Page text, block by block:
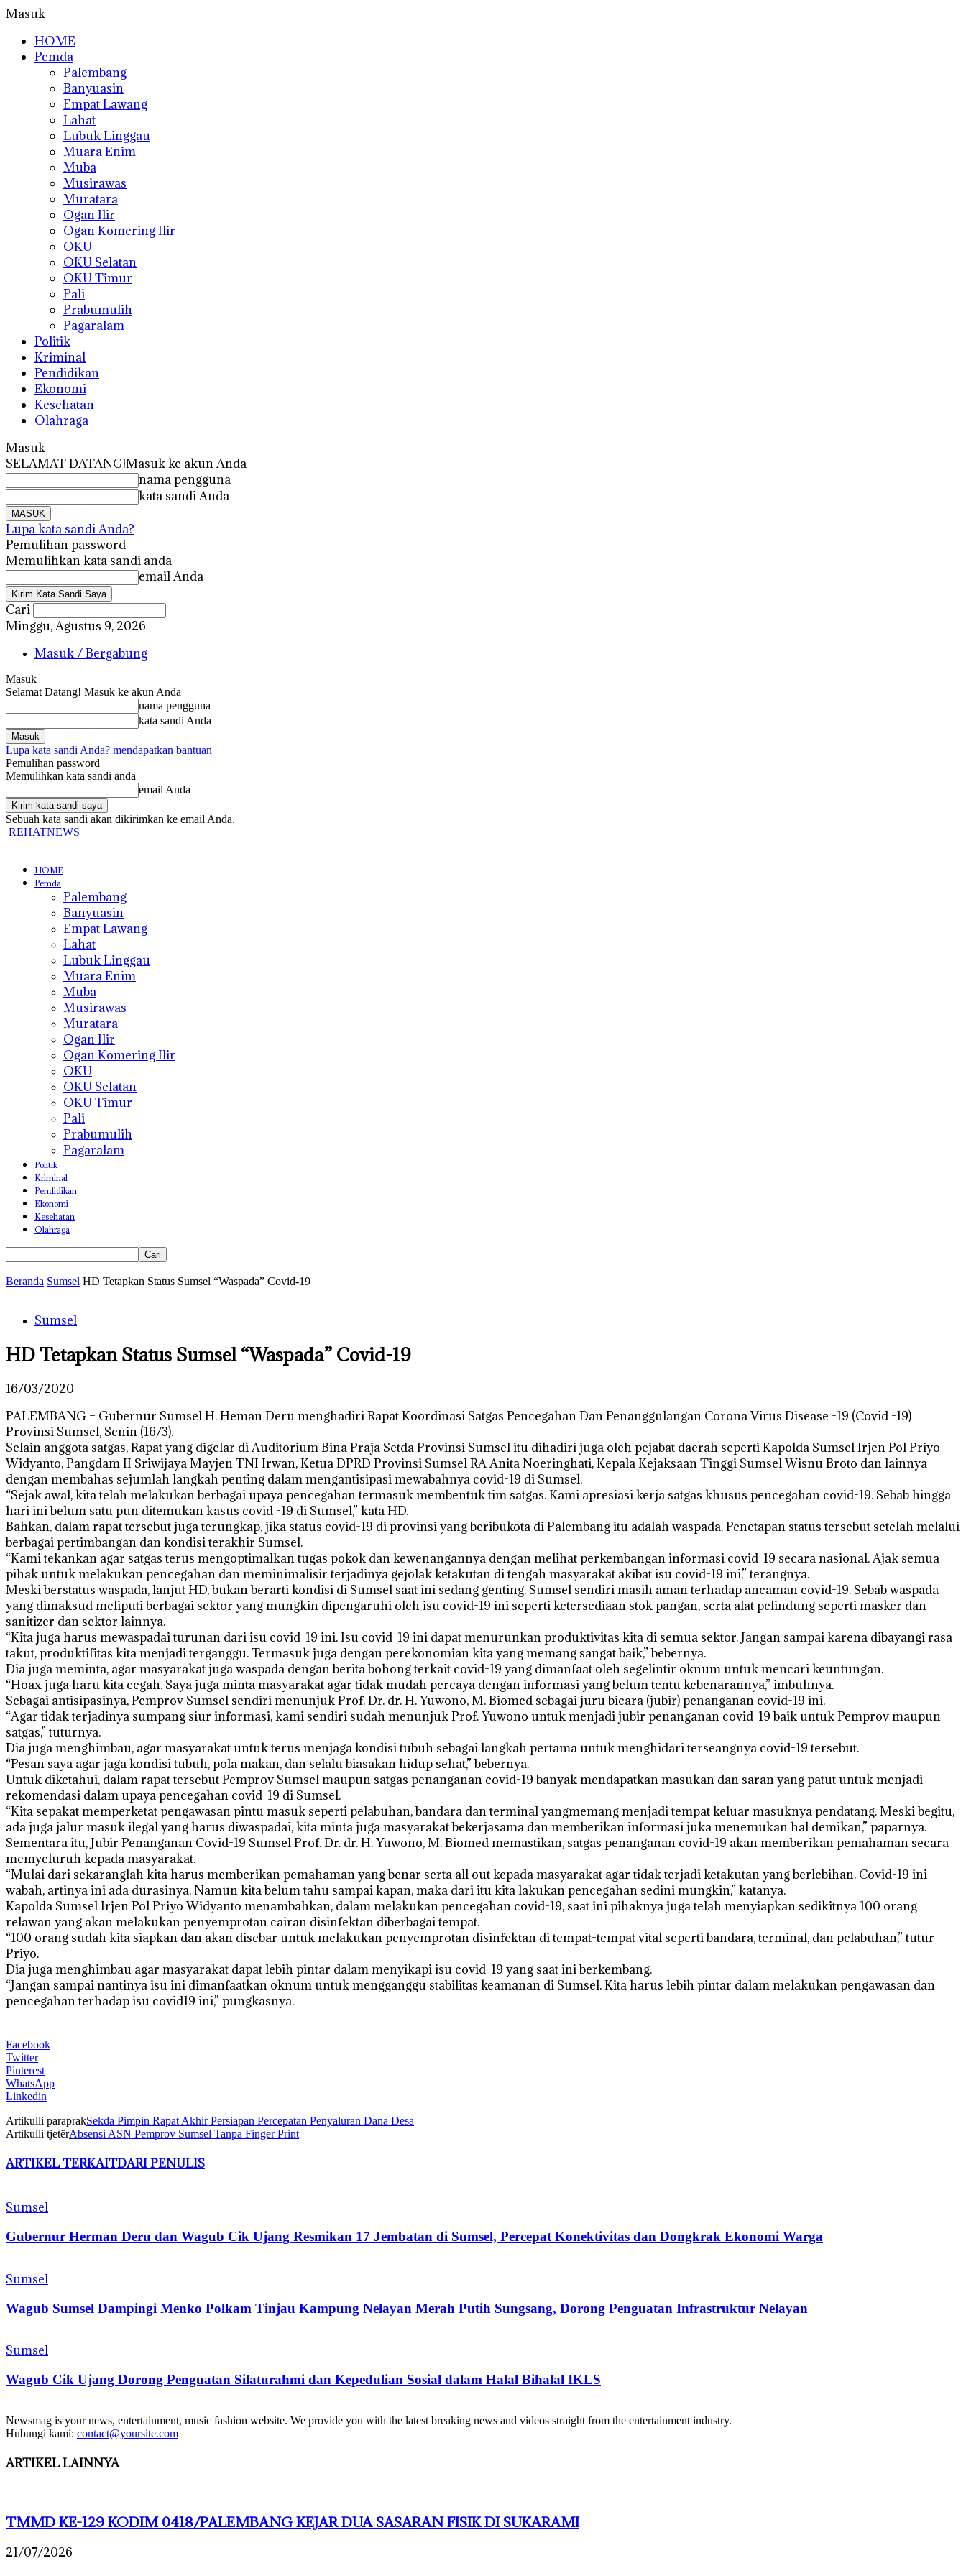
Masuk
HOME
Pemda
Palembang
Banyuasin
Empat Lawang
Lahat
Lubuk Linggau
Muara Enim
Muba
Musirawas
Muratara
Ogan Ilir
Ogan Komering Ilir
OKU
OKU Selatan
OKU Timur
Pali
Prabumulih
Pagaralam
Politik
Kriminal
Pendidikan
Ekonomi
Kesehatan
Olahraga
Masuk
SELAMAT DATANG!Masuk ke akun Anda
nama pengguna
kata sandi Anda
Lupa kata sandi Anda?
Pemulihan password
Memulihkan kata sandi anda
email Anda
Cari
Minggu, Agustus 9, 2026
Masuk / Bergabung
Masuk
Selamat Datang! Masuk ke akun Anda
nama pengguna
kata sandi Anda
Lupa kata sandi Anda? mendapatkan bantuan
Pemulihan password
Memulihkan kata sandi anda
email Anda
Sebuah kata sandi akan dikirimkan ke email Anda.
REHATNEWS
HOME
Pemda
Palembang
Banyuasin
Empat Lawang
Lahat
Lubuk Linggau
Muara Enim
Muba
Musirawas
Muratara
Ogan Ilir
Ogan Komering Ilir
OKU
OKU Selatan
OKU Timur
Pali
Prabumulih
Pagaralam
Politik
Kriminal
Pendidikan
Ekonomi
Kesehatan
Olahraga
Beranda Sumsel HD Tetapkan Status Sumsel “Waspada” Covid-19
Sumsel
HD Tetapkan Status Sumsel “Waspada” Covid-19
16/03/2020
PALEMBANG – Gubernur Sumsel H. Heman Deru menghadiri Rapat Koordinasi Satgas Pencegahan Dan Penanggulangan Corona Virus Disease -19 (Covid -19)
Provinsi Sumsel, Senin (16/3).
Selain anggota satgas, Rapat yang digelar di Auditorium Bina Praja Setda Provinsi Sumsel itu dihadiri juga oleh pejabat daerah seperti Kapolda Sumsel Irjen Pol Priyo
Widyanto, Pangdam II Sriwijaya Mayjen TNI Irwan, Ketua DPRD Provinsi Sumsel RA Anita Noeringhati, Kepala Kejaksaan Tinggi Sumsel Wisnu Broto dan lainnya
dengan membahas sejumlah langkah penting dalam mengantisipasi mewabahnya covid-19 di Sumsel.
“Sejak awal, kita telah melakukan berbagai upaya pencegahan termasuk membentuk tim satgas. Kami apresiasi kerja satgas khusus pencegahan covid-19. Sebab hingga
hari ini belum satu pun ditemukan kasus covid -19 di Sumsel,” kata HD.
Bahkan, dalam rapat tersebut juga terungkap, jika status covid-19 di provinsi yang beribukota di Palembang itu adalah waspada. Penetapan status tersebut setelah melalui
berbagai pertimbangan dan kondisi terakhir Sumsel.
“Kami tekankan agar satgas terus mengoptimalkan tugas pokok dan kewenangannya dengan melihat perkembangan informasi covid-19 secara nasional. Ajak semua
pihak untuk melakukan pencegahan dan meminimalisir terjadinya gejolak ketakutan di tengah masyarakat akibat isu covid-19 ini,” terangnya.
Meski berstatus waspada, lanjut HD, bukan berarti kondisi di Sumsel saat ini sedang genting. Sumsel sendiri masih aman terhadap ancaman covid-19. Sebab waspada
yang dimaksud meliputi berbagai sektor yang mungkin dipengaruhi oleh isu covid-19 ini seperti ketersediaan stok pangan, serta alat pelindung seperti masker dan
sanitizer dan sektor lainnya.
“Kita juga harus mewaspadai turunan dari isu covid-19 ini. Isu covid-19 ini dapat menurunkan produktivitas kita di semua sektor. Jangan sampai karena dibayangi rasa
takut, produktifitas kita menjadi terganggu. Termasuk juga dengan perekonomian kita yang memang sangat baik,” bebernya.
Dia juga meminta, agar masyarakat juga waspada dengan berita bohong terkait covid-19 yang dimanfaat oleh segelintir oknum untuk mencari keuntungan.
“Hoax juga haru kita cegah. Saya juga minta masyarakat agar tidak mudah percaya dengan informasi yang belum tentu kebenarannya,” imbuhnya.
Sebagai antisipasinya, Pemprov Sumsel sendiri menunjuk Prof. Dr. dr. H. Yuwono, M. Biomed sebagai juru bicara (jubir) penanganan covid-19 ini.
“Agar tidak terjadinya sumpang siur informasi, kami sendiri sudah menunjuk Prof. Yuwono untuk menjadi jubir penanganan covid-19 baik untuk Pemprov maupun
satgas,” tuturnya.
Dia juga menghimbau, agar masyarakat untuk terus menjaga kondisi tubuh sebagai langkah pertama untuk menghidari terseangnya covid-19 tersebut.
“Pesan saya agar jaga kondisi tubuh, pola makan, dan selalu biasakan hidup sehat,” bebernya.
Untuk diketahui, dalam rapat tersebut Pemprov Sumsel maupun satgas penanganan covid-19 banyak mendapatkan masukan dan saran yang patut untuk menjadi
rekomendasi dalam upaya pencegahan covid-19 di Sumsel.
“Kita sepakat memperketat pengawasan pintu masuk seperti pelabuhan, bandara dan terminal yangmemang menjadi tempat keluar masuknya pendatang. Meski begitu,
ada juga jalur masuk ilegal yang harus diwaspadai, kita minta juga masyarakat bekerjasama dan memberikan informasi juka menemukan hal demikan,” paparnya.
Sementara itu, Jubir Penanganan Covid-19 Sumsel Prof. Dr. dr. H. Yuwono, M. Biomed memastikan, satgas penanganan covid-19 akan memberikan pemahaman secara
memyeluruh kepada masyarakat.
“Mulai dari sekaranglah kita harus memberikan pemahaman yang benar serta all out kepada masyarakat agar tidak terjadi ketakutan yang berlebihan. Covid-19 ini
wabah, artinya ini ada durasinya. Namun kita belum tahu sampai kapan, maka dari itu kita lakukan pencegahan sedini mungkin,” katanya.
Kapolda Sumsel Irjen Pol Priyo Widyanto menambahkan, dalam melakukan pencegahan covid-19, saat ini pihaknya juga telah menyiapkan sedikitnya 100 orang
relawan yang akan melakukan penyemprotan cairan disinfektan diberbagai tempat.
“100 orang sudah kita siapkan dan akan disebar untuk melakukan penyemprotan disinfektan di tempat-tempat vital seperti bandara, terminal, dan pelabuhan,” tutur
Priyo.
Dia juga menghimbau agar masyarakat dapat lebih pintar dalam menyikapi isu covid-19 yang saat ini berkembang.
“Jangan sampai nantinya isu ini dimanfaatkan oknum untuk mengganggu stabilitas keamanan di Sumsel. Kita harus lebih pintar dalam melakukan pengawasan dan
pencegahan terhadap isu covid19 ini,” pungkasnya.
Facebook
Twitter
Pinterest
WhatsApp
Linkedin
Artikulli paraprakSekda Pimpin Rapat Akhir Persiapan Percepatan Penyaluran Dana Desa
Artikulli tjetërAbsensi ASN Pemprov Sumsel Tanpa Finger Print
ARTIKEL TERKAITDARI PENULIS
Sumsel
Gubernur Herman Deru dan Wagub Cik Ujang Resmikan 17 Jembatan di Sumsel, Percepat Konektivitas dan Dongkrak Ekonomi Warga
Sumsel
Wagub Sumsel Dampingi Menko Polkam Tinjau Kampung Nelayan Merah Putih Sungsang, Dorong Penguatan Infrastruktur Nelayan
Sumsel
Wagub Cik Ujang Dorong Penguatan Silaturahmi dan Kepedulian Sosial dalam Halal Bihalal IKLS
Newsmag is your news, entertainment, music fashion website. We provide you with the latest breaking news and videos straight from the entertainment industry.
Hubungi kami: contact@yoursite.com
ARTIKEL LAINNYA
TMMD KE-129 KODIM 0418/PALEMBANG KEJAR DUA SASARAN FISIK DI SUKARAMI
21/07/2026